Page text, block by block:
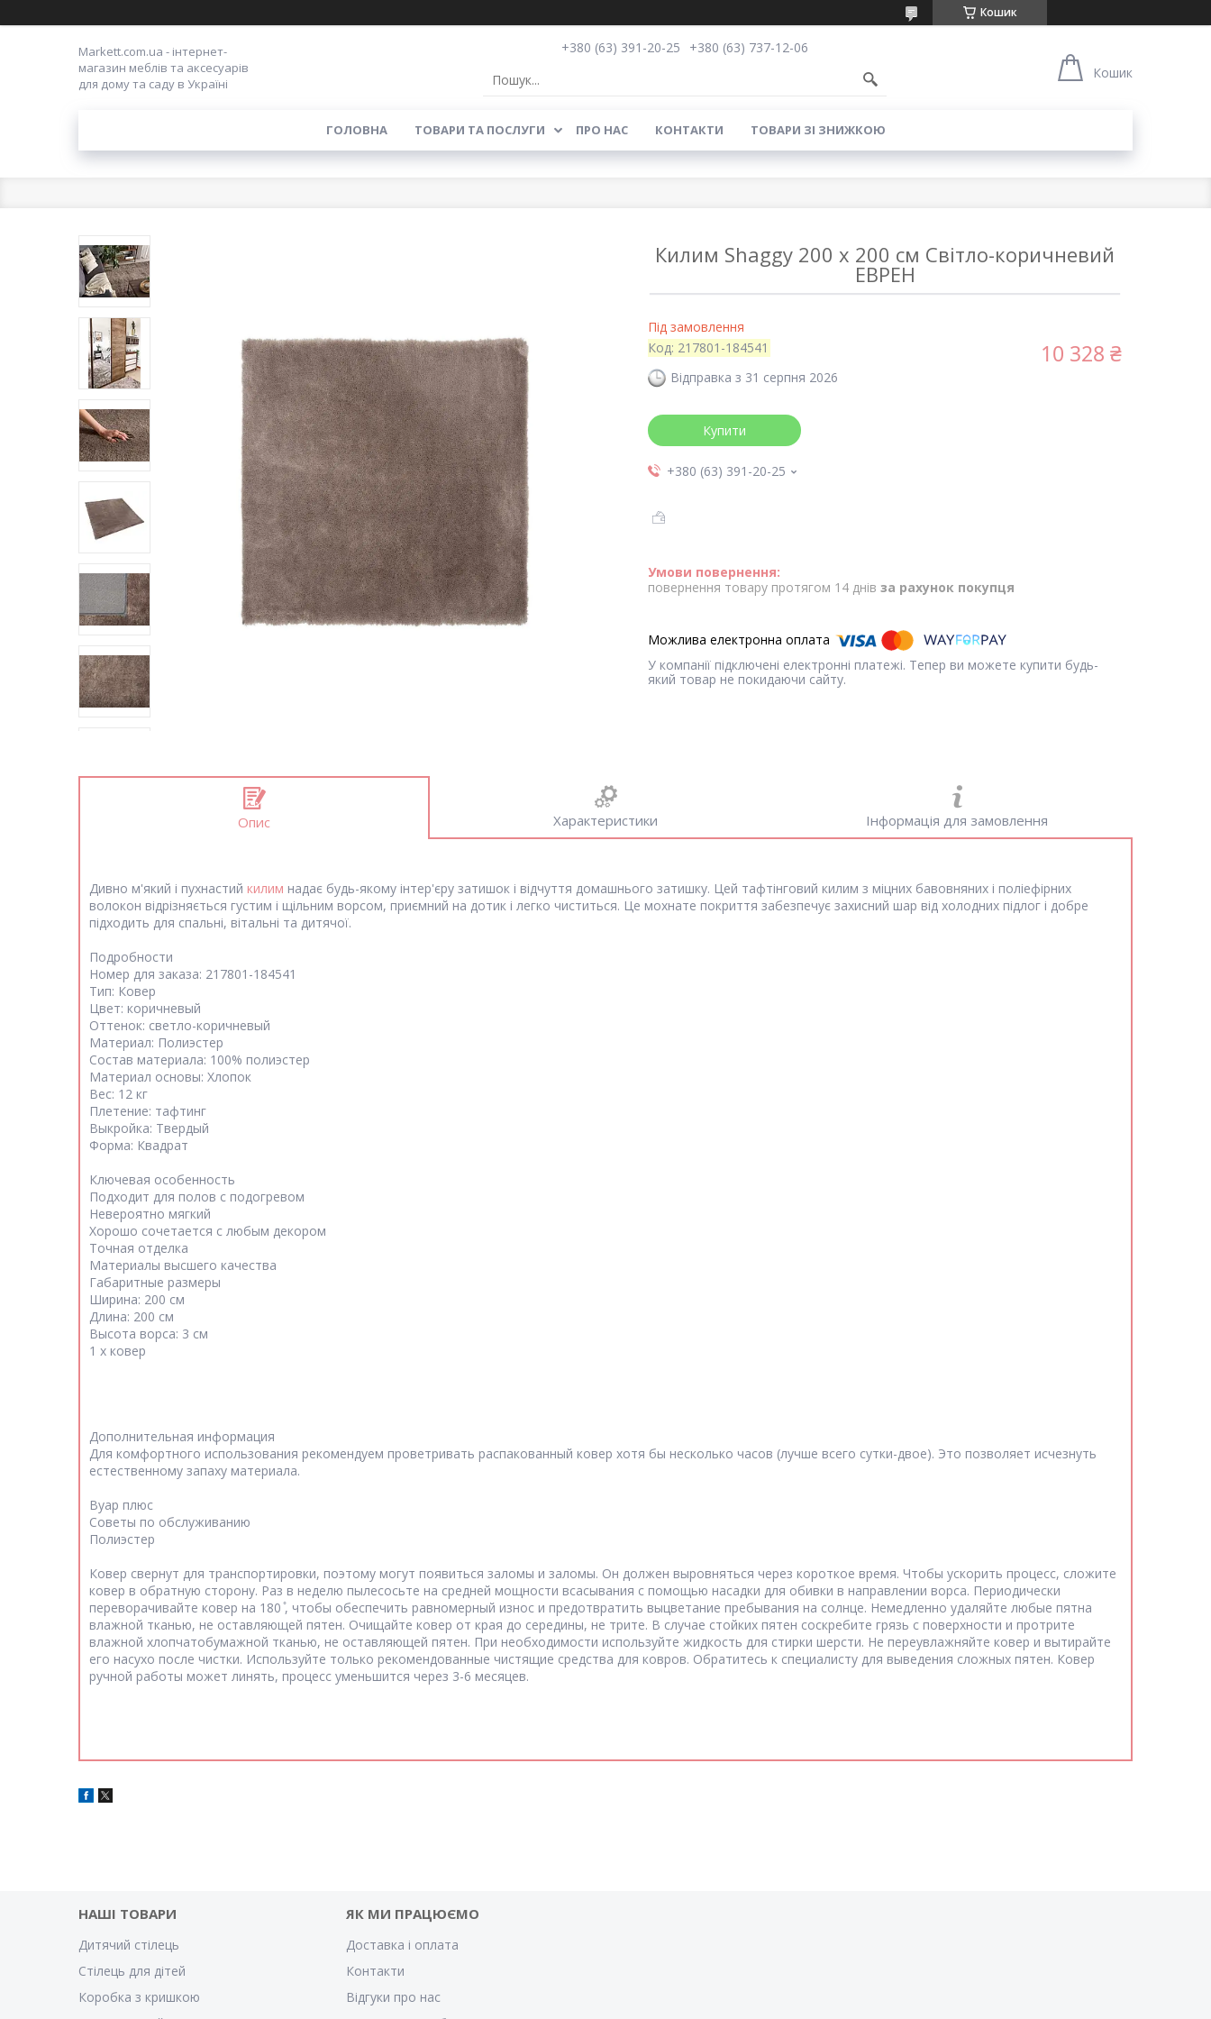
Кошик
Markett.com.ua - інтернет-
магазин меблів та аксесуарів
для дому та саду в Україні
+380 (63) 391-20-25
+380 (63) 737-12-06
Кошик
ГОЛОВНА ТОВАРИ ТА ПОСЛУГИ ПРО НАС КОНТАКТИ ТОВАРИ ЗІ ЗНИЖКОЮ
Килим Shaggy 200 x 200 см Світло-коричневий
ЕВРЕН
Під замовлення
Код: 217801-184541
Відправка з 31 серпня 2026
10 328 ₴
Купити
+380 (63) 391-20-25
повернення товару протягом 14 днів за рахунок покупця
У компанії підключені електронні платежі. Тепер ви можете купити будь-
який товар не покидаючи сайту.
Опис Характеристики Інформація для замовлення
Дивно м'який і пухнастий килим надає будь-якому інтер'єру затишок і відчуття домашнього затишку. Цей тафтінговий килим з міцних бавовняних і поліефірних
волокон відрізняється густим і щільним ворсом, приємний на дотик і легко чиститься. Це мохнате покриття забезпечує захисний шар від холодних підлог і добре
підходить для спальні, вітальні та дитячої.
Подробности
Номер для заказа: 217801-184541
Тип: Ковер
Цвет: коричневый
Оттенок: светло-коричневый
Материал: Полиэстер
Состав материала: 100% полиэстер
Материал основы: Хлопок
Вес: 12 кг
Плетение: тафтинг
Выкройка: Твердый
Форма: Квадрат
Ключевая особенность
Подходит для полов с подогревом
Невероятно мягкий
Хорошо сочетается с любым декором
Точная отделка
Материалы высшего качества
Габаритные размеры
Ширина: 200 см
Длина: 200 см
Высота ворса: 3 см
1 х ковер
Дополнительная информация
Для комфортного использования рекомендуем проветривать распакованный ковер хотя бы несколько часов (лучше всего сутки-двое). Это позволяет исчезнуть
естественному запаху материала.
Вуар плюс
Советы по обслуживанию
Полиэстер
Ковер свернут для транспортировки, поэтому могут появиться заломы и заломы. Он должен выровняться через короткое время. Чтобы ускорить процесс, сложите
ковер в обратную сторону. Раз в неделю пылесосьте на средней мощности всасывания с помощью насадки для обивки в направлении ворса. Периодически
переворачивайте ковер на 180 ̊, чтобы обеспечить равномерный износ и предотвратить выцветание пребывания на солнце. Немедленно удаляйте любые пятна
влажной тканью, не оставляющей пятен. Очищайте ковер от края до середины, не трите. В случае стойких пятен соскребите грязь с поверхности и протрите
влажной хлопчатобумажной тканью, не оставляющей пятен. При необходимости используйте жидкость для стирки шерсти. Не переувлажняйте ковер и вытирайте
его насухо после чистки. Используйте только рекомендованные чистящие средства для ковров. Обратитесь к специалисту для выведения сложных пятен. Ковер
ручной работы может линять, процесс уменьшится через 3-6 месяцев.
НАШІ ТОВАРИ
Дитячий стілець
Стілець для дітей
Коробка з кришкою
ЯК МИ ПРАЦЮЄМО
Доставка і оплата
Контакти
Відгуки про нас